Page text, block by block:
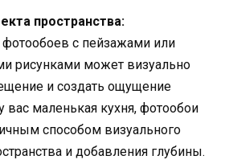
пространства:
фотообоев с пейзажами или
рисунками может визуально
и создать ощущение
вас маленькая кухня, фотообои
способом визуального
и добавления глубины.